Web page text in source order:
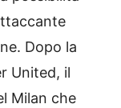
Dopo la
United, il
Milan che